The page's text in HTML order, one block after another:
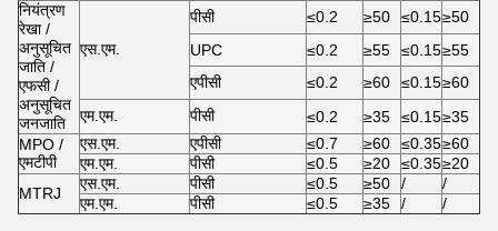
नियंत्रण
रेखा /
अनुसूचित
जाति /
एफसी /
अनुसूचित
जनजाति
एस.एम.
पीसी ≤0.2 ≥50 ≤0.15≥50
UPC
≤0.2 ≥55 ≤0.15≥55
एपीसी
≤0.2 ≥60 ≤0.15≥60
एम.एम.
पीसी ≤0.2 ≥35 ≤0.15≥35
MPO /
एमटीपी
एस.एम. एपीसी ≤0.7 ≥60 ≤0.35≥60
एम.एम.
पीसी ≤0.5 ≥20 ≤0.35≥20
MTRJ
एस.एम. पीसी ≤0.5 ≥50 /
/
एम.एम.
पीसी ≤0.5 ≥35 / /